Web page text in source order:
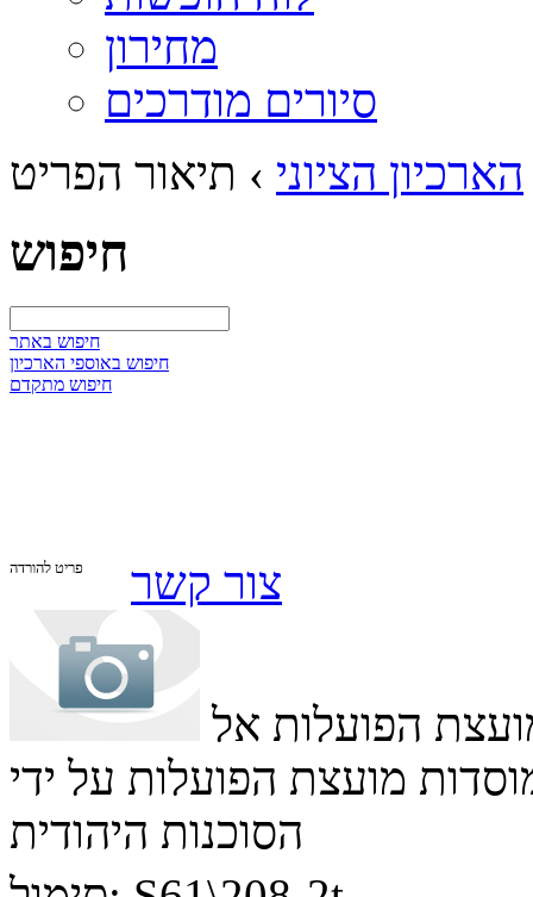
מחירון
סיורים מודרכים
הארכיון הציוני › תיאור הפריט
חיפוש
חיפוש באתר
חיפוש באוספי הארכיון
חיפוש מתקדם
פריט להורדה צור קשר
הפועלות אל
מועצת הפועלות על ידי
הסוכנות היהודית